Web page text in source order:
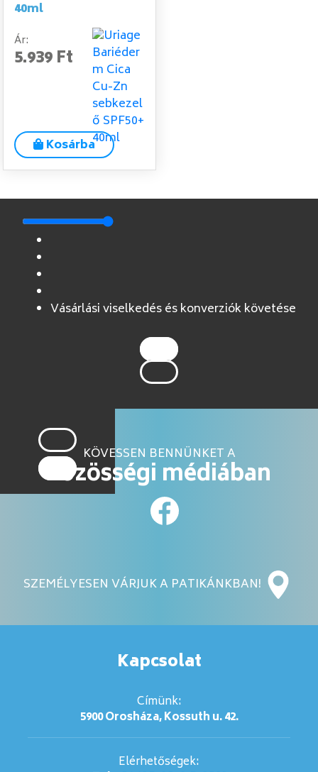
40ml
Ár:
5.939 Ft
Kosárba
Vásárlási viselkedés és konverziók követése
KÖVESSEN BENNÜNKET A
közösségi médiában
SZEMÉLYESEN VÁRJUK A PATIKÁNKBAN!
Kapcsolat
Címünk:
5900 Orosháza, Kossuth u. 42.
Elérhetőségek: